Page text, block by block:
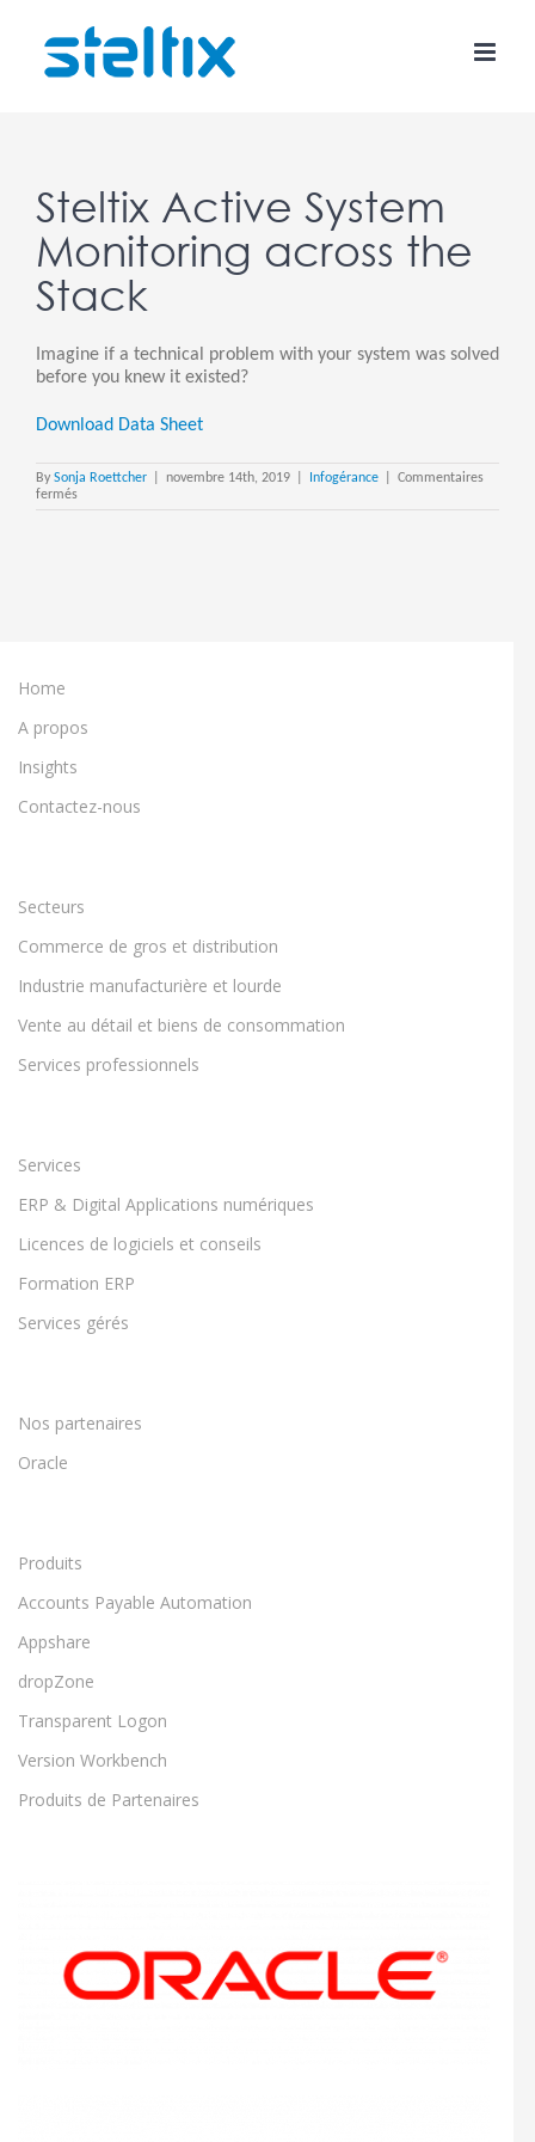
content
Steltix Active System
Monitoring across the
Stack
Imagine if a technical problem with your system was solved
before you knew it existed?
Download Data Sheet
By Sonja Roettcher novembre 14th, 2019 Infogérance
Commentaires
ferméssur
Home
A propos
Insights
Contactez-nous
Secteurs
Commerce de gros et distribution
Industrie manufacturière et lourde
Vente au détail et biens de consommation
Services professionnels
Services
ERP & Digital Applications numériques
Licences de logiciels et conseils
Formation ERP
Services gérés
Nos partenaires
Oracle
Produits
Accounts Payable Automation
Appshare
dropZone
Transparent Logon
Version Workbench
Produits de Partenaires